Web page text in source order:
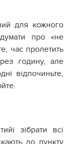
для кожного
про «не
час пролетить
годину, але
відпочиньте,
зібрати всі
до пункту